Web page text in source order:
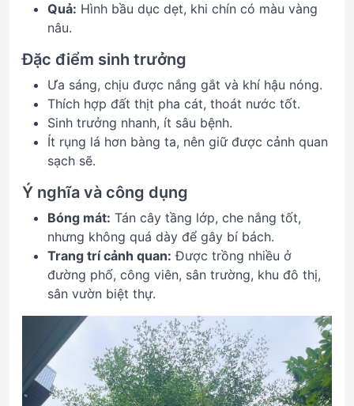
Quả: Hình bầu dục dẹt, khi chín có màu vàng
nâu.
Đặc điểm sinh trưởng
Ưa sáng, chịu được nắng gắt và khí hậu nóng.
Thích hợp đất thịt pha cát, thoát nước tốt.
Sinh trưởng nhanh, ít sâu bệnh.
Ít rụng lá hơn bàng ta, nên giữ được cảnh quan
sạch sẽ.
Ý nghĩa và công dụng
Bóng mát: Tán cây tầng lớp, che nắng tốt,
nhưng không quá dày để gây bí bách.
Trang trí cảnh quan: Được trồng nhiều ở
đường phố, công viên, sân trường, khu đô thị,
sân vườn biệt thự.